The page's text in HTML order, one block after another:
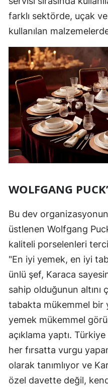
farklı sektörde, uçak
kullanılan
WOLFGANG
Bu dev
üstlenen Wolfgang
kaliteli porselenleri
"En iyi yemek, en iyi
ünlü şef, Karaca
sahip olduğunun
tabakta mükemmel bir
yemek mükemmel
açıklama yaptı.
her fırsatta vurgu
olarak tanımlıyor ve
özel davette değil,